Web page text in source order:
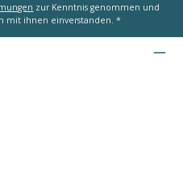
zur Kenntnis genommen und
mit ihnen einverstanden. *